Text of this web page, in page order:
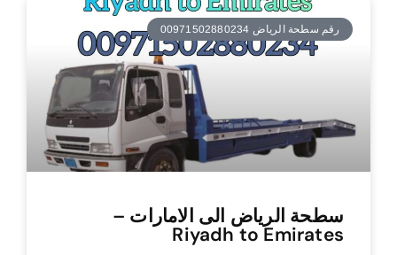
رقم سطحة الرياض 00971502880234
سطحة الرياض الى الامارات –
Riyadh to Emirates